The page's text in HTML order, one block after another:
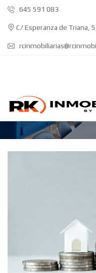
645 591 083
C/ Esperanza de Triana,